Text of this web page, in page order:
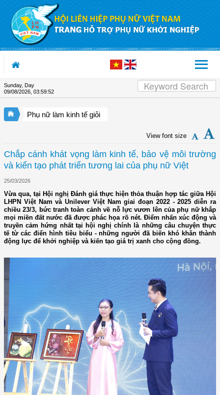
Skip to Content
Sunday, Day
09/08/2026 03:59:53
Phụ nữ làm kinh tế giỏi
View font size
Chắp cánh khát vọng làm kinh tế, bảo vệ môi trường
và kiến tạo phát triển tương lai của phụ nữ Việt
25/03/2026
Vừa qua, tại Hội nghị Đánh giá thực hiện thỏa thuận hợp tác giữa Hội
LHPN Việt Nam và Unilever Việt Nam giai đoạn 2022 - 2025 diễn ra
chiều 23/3, bức tranh toàn cảnh về nỗ lực vươn lên của phụ nữ khắp
mọi miền đất nước đã được phác họa rõ nét. Điểm nhấn xúc động và
truyền cảm hứng nhất tại hội nghị chính là những câu chuyện thực
tế từ các điển hình tiêu biểu - những người đã biến khó khăn thành
động lực để khởi nghiệp và kiến tạo giá trị xanh cho cộng đồng.